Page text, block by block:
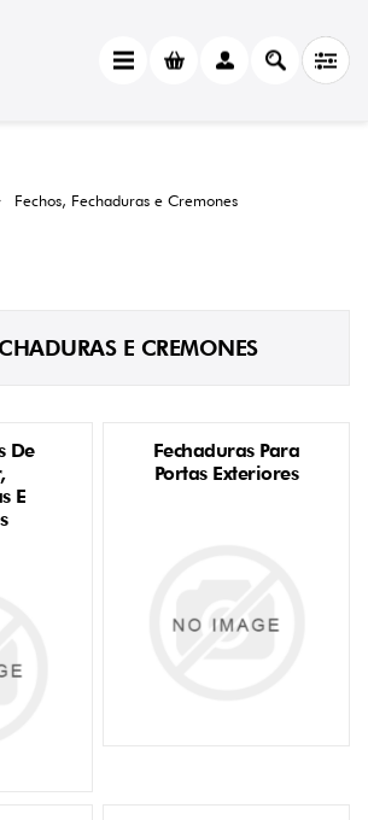
Fechos, Fechaduras e Cremones
E CREMONES
De
E
Fechaduras Para
Portas Exteriores